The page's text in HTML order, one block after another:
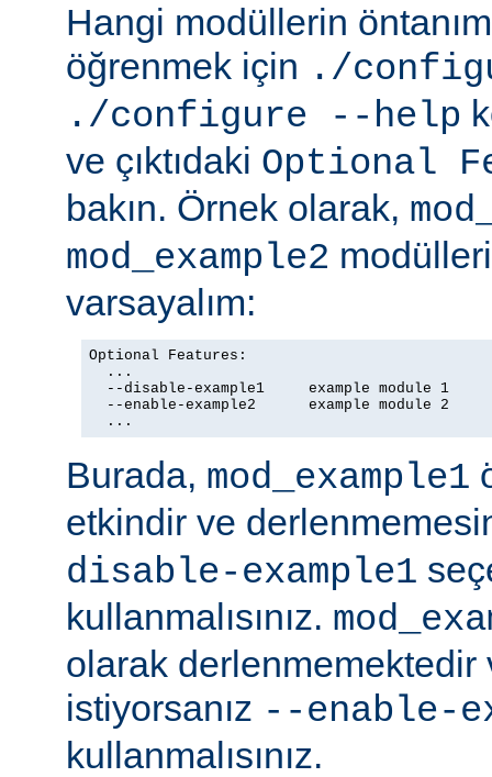
Hangi modüllerin
öğrenmek için ./
./configure --help
ve çıktıdaki Optional
bakın. Örnek olarak,
mod_example2
varsayalım:
Optional Features:
  ...
  --disable-example1     example module 1
  --enable-example2      example module 2
  ...
Burada, mod_example1
etkindir ve
disable-example1
kullanmalısınız.
olarak derlenmemektedir
istiyorsanız --enable-
kullanmalısınız.